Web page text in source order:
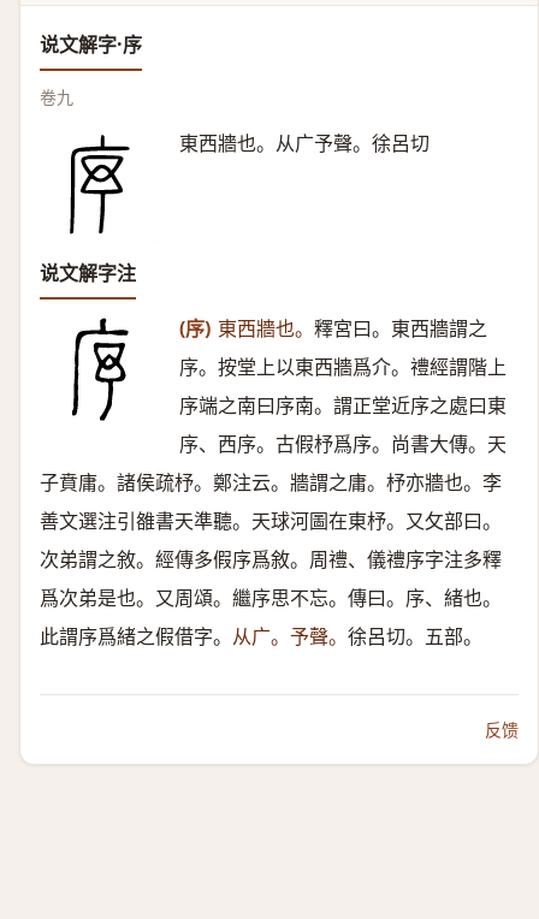
说文解字·序
卷九
東西牆也。从广予聲。徐呂切
说文解字注
(序) 東西牆也。 釋宮曰。東西牆謂之
序。按堂上以東西牆爲介。禮經謂階上
序端之南曰序南。謂正堂近序之處曰東
序、西序。古假杼爲序。尚書大傳。天
子賁庸。諸侯疏杼。鄭注云。牆謂之庸。杼亦牆也。李
善文選注引雒書天準聽。天球河圖在東杼。又攵部曰。
次弟謂之敘。經傳多假序爲敘。周禮、儀禮序字注多釋
爲次弟是也。又周頌。繼序思不忘。傳曰。序、緒也。
此謂序爲緒之假借字。 从广。予聲。 徐呂切。五部。
反馈